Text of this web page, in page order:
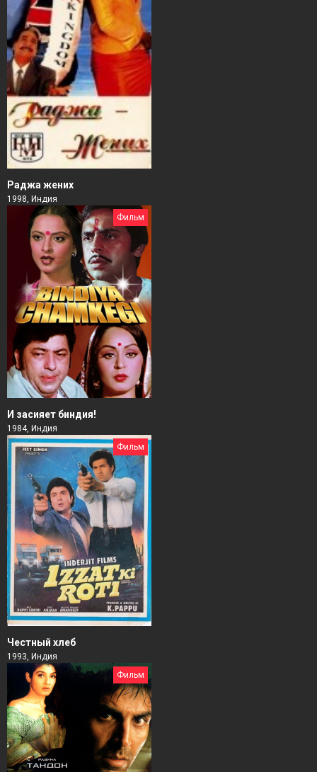
Раджа жених
1998, Индия
Фильм
И засияет биндия!
1984, Индия
Фильм
Честный хлеб
1993, Индия
Фильм